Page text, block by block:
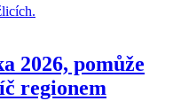
2026, pomůže
regionem